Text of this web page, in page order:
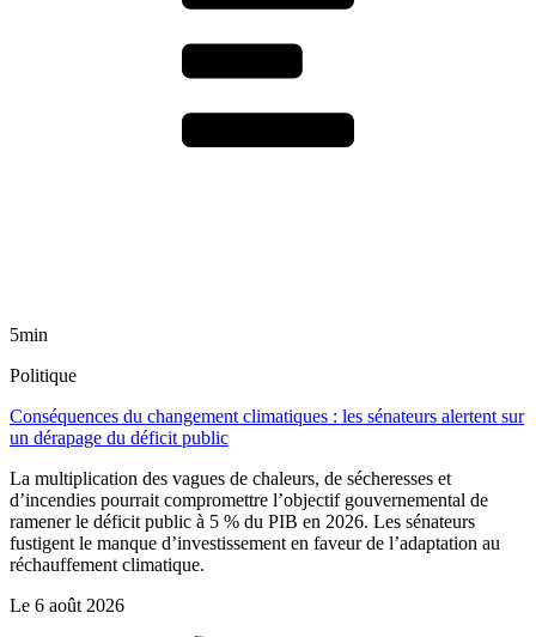
5min
Politique
Conséquences du changement climatiques : les sénateurs alertent sur
un dérapage du déficit public
La multiplication des vagues de chaleurs, de sécheresses et
d’incendies pourrait compromettre l’objectif gouvernemental de
ramener le déficit public à 5 % du PIB en 2026. Les sénateurs
fustigent le manque d’investissement en faveur de l’adaptation au
réchauffement climatique.
Le 6 août 2026